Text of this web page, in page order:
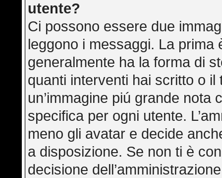
utente?
Ci possono essere due
leggono i messaggi. La prima
generalmente ha la forma di
quanti interventi hai scritto o
un’immagine piú grande
specifica per ogni utente.
meno gli avatar e decide
a disposizione. Se non ti è
decisione